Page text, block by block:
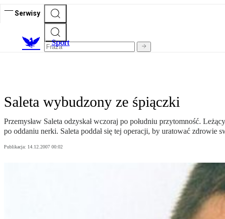
Serwisy
Sport
Saleta wybudzony ze śpiączki
Przemysław Saleta odzyskał wczoraj po południu przytomność.
po oddaniu nerki. Saleta poddał się tej operacji, by uratować
Publikacja: 14.12.2007 00:02